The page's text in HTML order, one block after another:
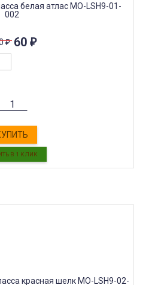
белая атлас МО-LSH9-01-
002
₽ 60 ₽